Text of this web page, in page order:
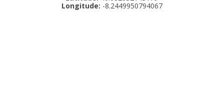
Longitude: -8.2449950794067